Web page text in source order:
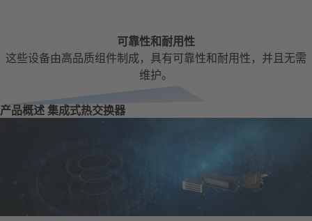
可靠性和耐用性
这些设备由高品质组件制成，具有可靠性和耐用性，并且无需
维护。
产品概述 集成式热交换器